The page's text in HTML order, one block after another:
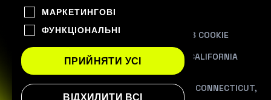
ПОЛІТИКА ВИКОРИСТАННЯ ФАЙЛІВ COOKIE
PRIVACY NOTICE AT COLLECTION FOR CALIFORNIA
RESIDENTS
ADDITIONAL INFORMATION FOR COLORADO, CONNECTICUT,
МАРКЕТИНГОВІ
ФУНКЦІОНАЛЬНІ
ПРИЙНЯТИ УСІ
ВІДХИЛИТИ ВСІ